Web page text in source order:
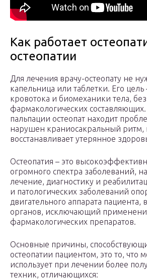
Как работает
остеопатии
Для лечения врачу-остеопату не
капельница или таблетки. Его цель
кровотока и биомеханики тела,
фармакологических
пальпации остеопат находит
нарушен краниосакральный ритм,
восстанавливает утерянное
Остеопатия – это
огромного спектра заболеваний,
лечение, диагностику и
и патологических заболеваний
двигательного аппарата пациента,
органов, исключающий
фармакологических препаратов.
Основные причины,
остеопатии пациентом, это то, что
использует при лечении более
техник, отличающихся: